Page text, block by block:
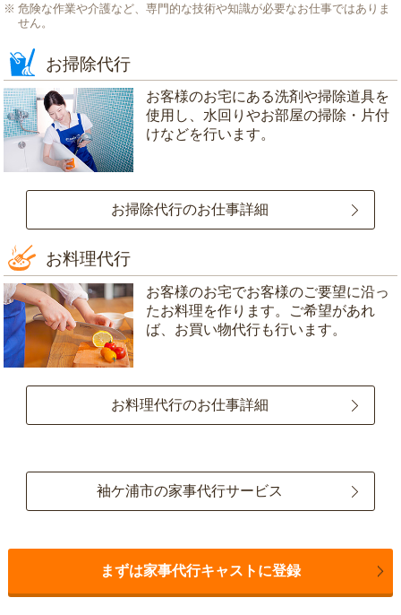
危険な作業や介護など、専門的な技術や知識が必要なお仕事ではありま
せん。
お掃除代行
お客様のお宅にある洗剤や掃除道具を
使用し、水回りやお部屋の掃除・片付
けなどを行います。
お掃除代行のお仕事詳細
お料理代行
お客様のお宅でお客様のご要望に沿っ
たお料理を作ります。ご希望があれ
ば、お買い物代行も行います。
お料理代行のお仕事詳細
袖ケ浦市の家事代行サービス
まずは家事代行キャストに登録